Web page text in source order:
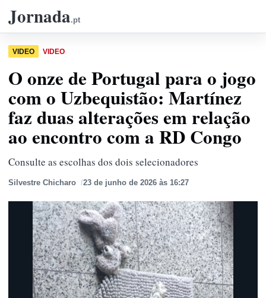
Jornada.pt
VIDEO VIDEO
O onze de Portugal para o jogo
com o Uzbequistão: Martínez
faz duas alterações em relação
ao encontro com a RD Congo
Consulte as escolhas dos dois selecionadores
Silvestre Chicharo 23 de junho de 2026 às 16:27